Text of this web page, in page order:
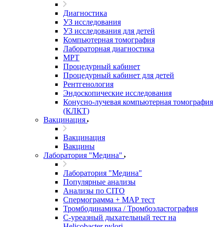
Диагностика
УЗ исследования
УЗ исследования для детей
Компьютерная томография
Лабораторная диагностика
МРТ
Процедурный кабинет
Процедурный кабинет для детей
Рентгенология
Эндоскопические исследования
Конусно-лучевая компьютерная томография
(КЛКТ)
Вакцинация
Вакцинация
Вакцины
Лаборатория "Медина"
Лаборатория "Медина"
Популярные анализы
Анализы по CITO
Спермограмма + МАР тест
Тромбодинамика / Тромбоэластография
С-уреазный дыхательный тест на